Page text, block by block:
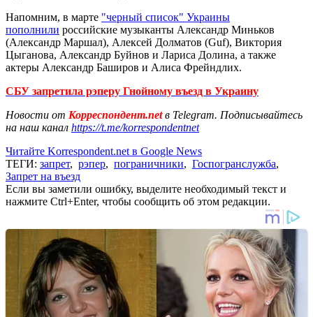
Напомним, в марте "черный список" Украины
пополнили российские музыканты Александр Миньков
(Александр Маршал), Алексей Долматов (Guf), Виктория
Цыганова, Александр Буйнов и Лариса Долина, а также
актеры Александр Баширов и Алиса Фрейндлих.
СБУ запретила рэперу Гнойному въезд в Украину
Новости от Корреспондент.netв Telegram. Подписывайтесь
на наш канал https://t.me/korrespondentnet
Читайте Korrespondent.net в Google News
ТЕГИ: запрет, рэпер, пограничники, Госпогранслужба,
Запрет на въезд
Если вы заметили ошибку, выделите необходимый текст и
нажмите Ctrl+Enter, чтобы сообщить об этом редакции.